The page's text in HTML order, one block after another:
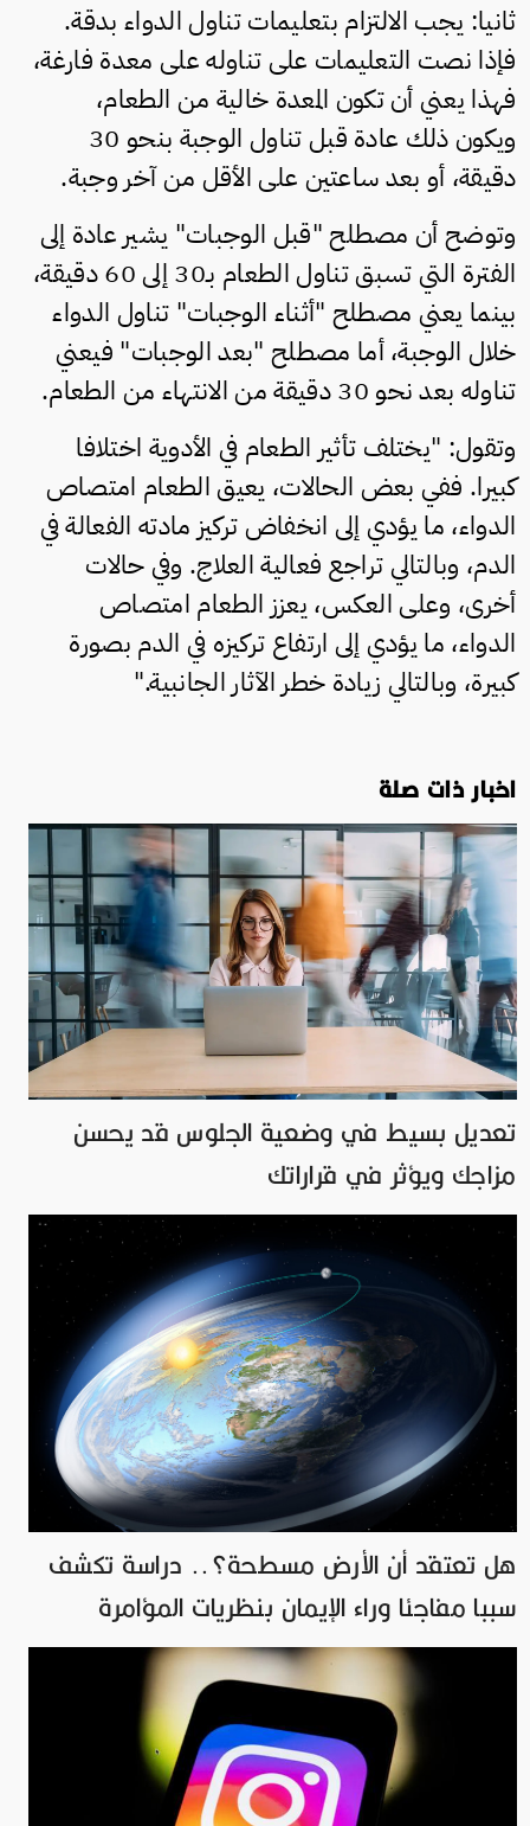
ثانيا: يجب الالتزام بتعليمات تناول الدواء بدقة.
فإذا نصت التعليمات على تناوله على معدة فارغة،
فهذا يعني أن تكون المعدة خالية من الطعام،
ويكون ذلك عادة قبل تناول الوجبة بنحو 30
دقيقة، أو بعد ساعتين على الأقل من آخر وجبة.
وتوضح أن مصطلح "قبل الوجبات" يشير عادة إلى
الفترة التي تسبق تناول الطعام بـ30 إلى 60 دقيقة،
بينما يعني مصطلح "أثناء الوجبات" تناول الدواء
خلال الوجبة، أما مصطلح "بعد الوجبات" فيعني
تناوله بعد نحو 30 دقيقة من الانتهاء من الطعام.
وتقول: "يختلف تأثير الطعام في الأدوية اختلافا
كبيرا. ففي بعض الحالات، يعيق الطعام امتصاص
الدواء، ما يؤدي إلى انخفاض تركيز مادته الفعالة في
الدم، وبالتالي تراجع فعالية العلاج. وفي حالات
أخرى، وعلى العكس، يعزز الطعام امتصاص
الدواء، ما يؤدي إلى ارتفاع تركيزه في الدم بصورة
كبيرة، وبالتالي زيادة خطر الآثار الجانبية."
اخبار ذات صلة
تعديل بسيط في وضعية الجلوس قد يحسن
مزاجك ويؤثر في قراراتك
هل تعتقد أن الأرض مسطحة؟.. دراسة تكشف
سببا مفاجئا وراء الإيمان بنظريات المؤامرة